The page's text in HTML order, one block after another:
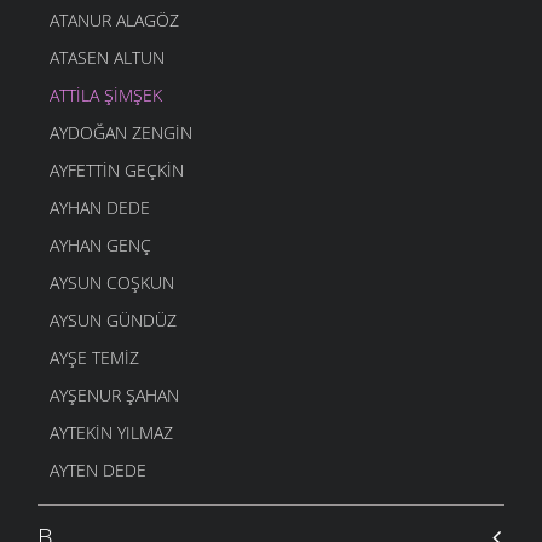
ATANUR ALAGÖZ
ATASEN ALTUN
ATTILA ŞIMŞEK
AYDOĞAN ZENGIN
AYFETTIN GEÇKIN
AYHAN DEDE
AYHAN GENÇ
AYSUN COŞKUN
AYSUN GÜNDÜZ
AYŞE TEMIZ
AYŞENUR ŞAHAN
AYTEKIN YILMAZ
AYTEN DEDE